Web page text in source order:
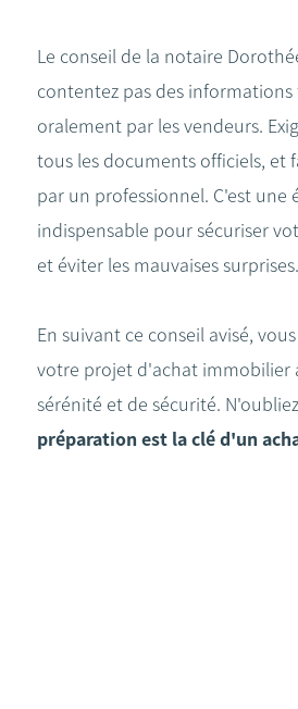
Le conseil de la notaire
contentez pas des
oralement par les vendeurs.
tous les documents officiels, et
par un professionnel. C'est une
indispensable pour sécuriser
et éviter les mauvaises
En suivant ce conseil avisé,
votre projet d'achat immobilier
sérénité et de sécurité.
préparation est la clé d'un